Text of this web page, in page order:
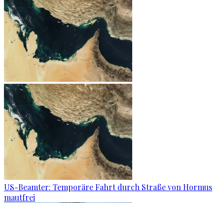
US-Beamter: Temporäre Fahrt durch Straße von Hormus
mautfrei